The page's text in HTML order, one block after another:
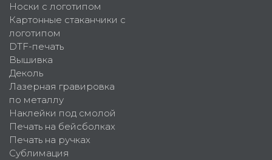
Носки с логотипом
Картонные стаканчики с
логотипом
DTF-печать
Вышивка
Деколь
Лазерная гравировка
по металлу
Наклейки под смолой
Печать на бейсболках
Печать на ручках
Сублимация